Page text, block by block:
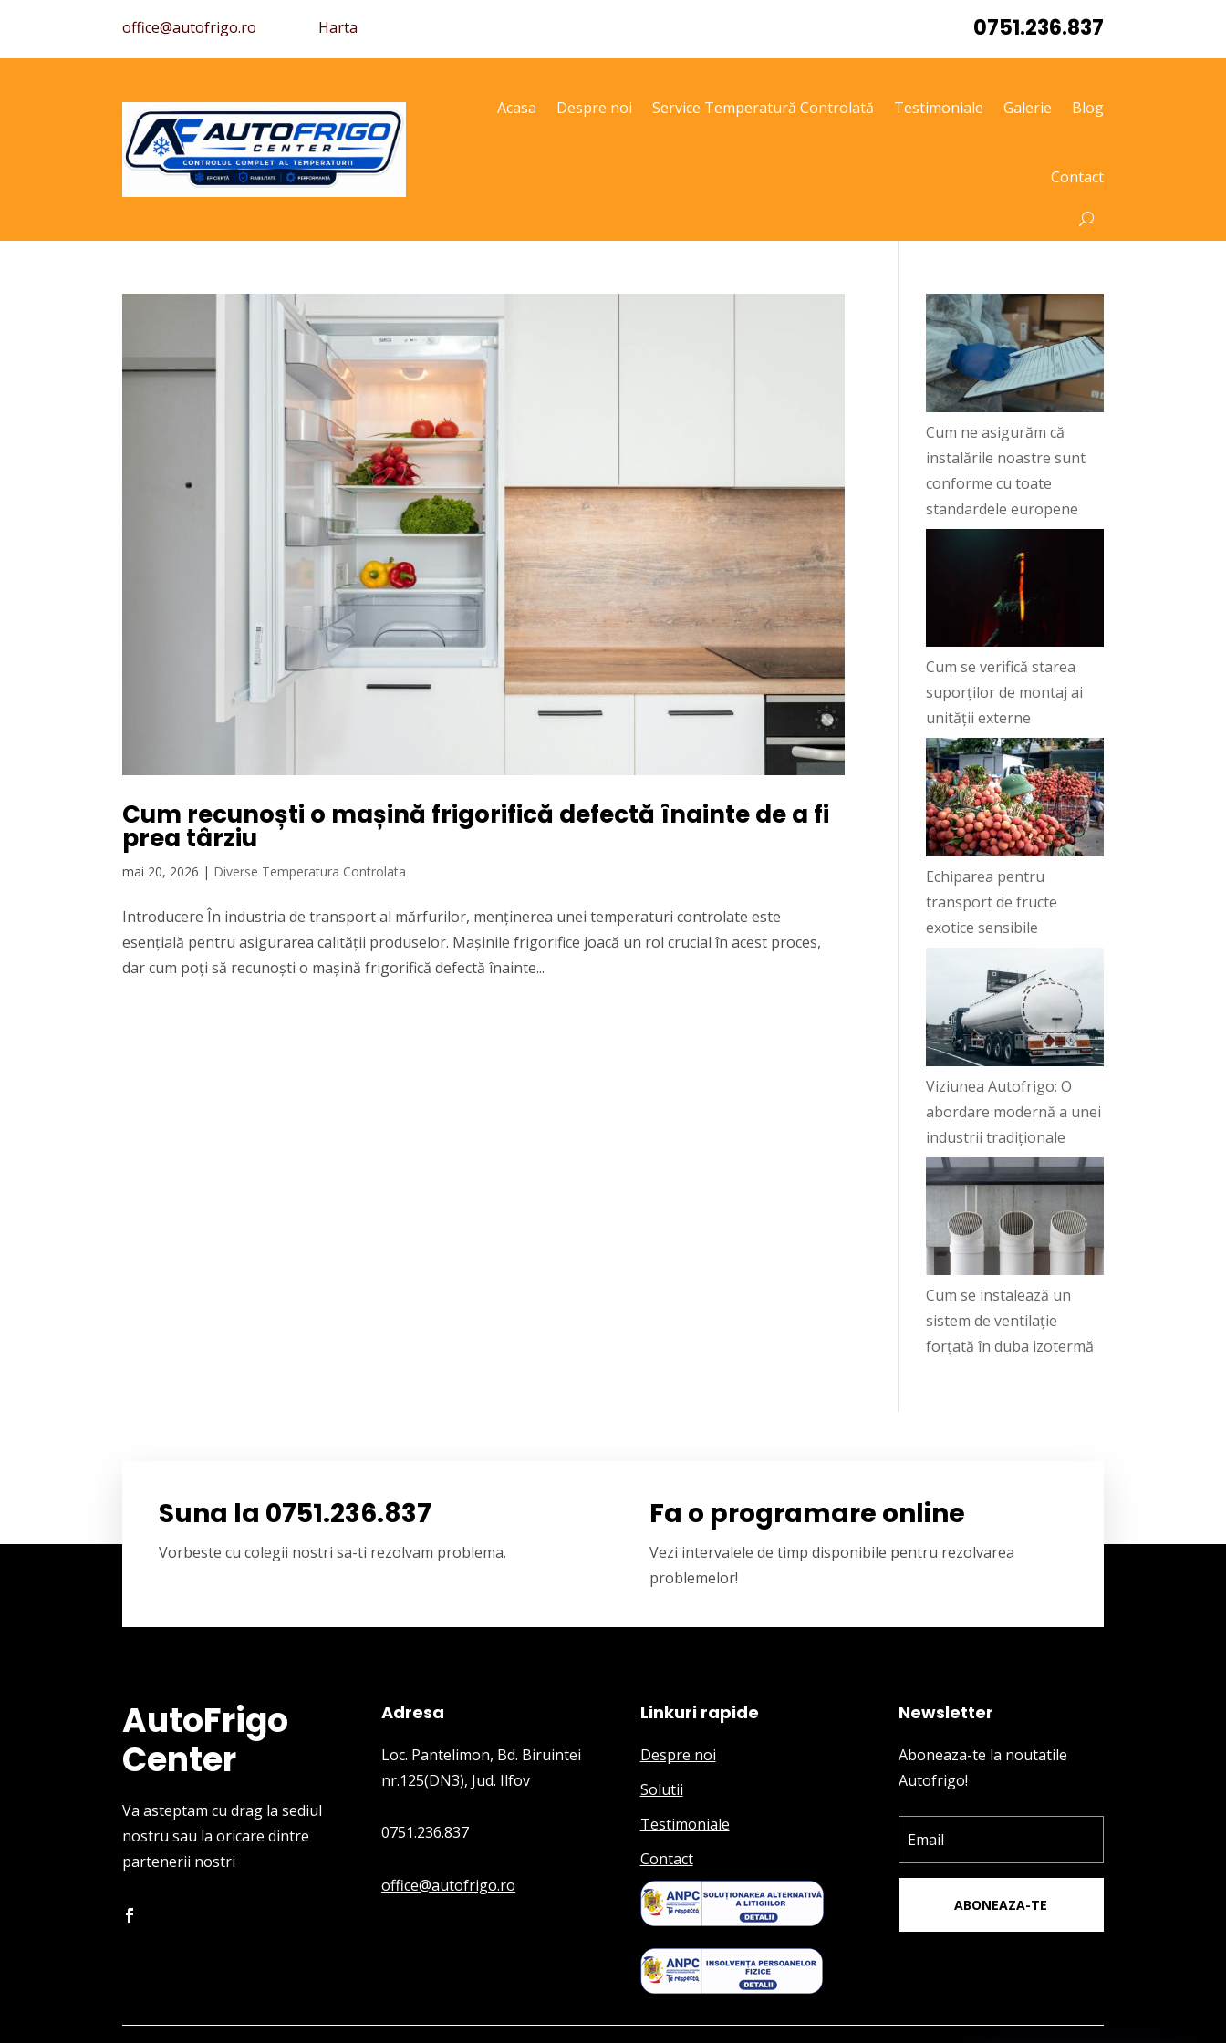
office@autofrigo.ro Harta 0751.236.837
Acasa Despre noi Service Temperatură Controlată Testimoniale Galerie Blog
Contact
Cum recunoști o mașină frigorifică defectă înainte de a fi
prea târziu
mai 20, 2026 | Diverse Temperatura Controlata
Introducere În industria de transport al mărfurilor, menținerea unei temperaturi controlate este
esențială pentru asigurarea calității produselor. Mașinile frigorifice joacă un rol crucial în acest proces,
dar cum poți să recunoști o mașină frigorifică defectă înainte...
Cum ne asigurăm că
instalările noastre sunt
conforme cu toate
standardele europene
Cum se verifică starea
suporților de montaj ai
unității externe
Echiparea pentru
transport de fructe
exotice sensibile
Viziunea Autofrigo: O
abordare modernă a unei
industrii tradiționale
Cum se instalează un
sistem de ventilație
forțată în duba izotermă
Suna la 0751.236.837
Vorbeste cu colegii nostri sa-ti rezolvam problema.
Fa o programare online
Vezi intervalele de timp disponibile pentru rezolvarea
problemelor!
AutoFrigo
Center
Va asteptam cu drag la sediul
nostru sau la oricare dintre
partenerii nostri
Adresa
Loc. Pantelimon, Bd. Biruintei
nr.125(DN3), Jud. Ilfov
0751.236.837
office@autofrigo.ro
Linkuri rapide
Despre noi
Solutii
Testimoniale
Contact
Newsletter
Aboneaza-te la noutatile
Autofrigo!
ABONEAZA-TE